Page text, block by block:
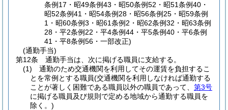
条例17・昭49条例43・昭50条例52・昭51条例40・
昭52条例41・昭54条例28・昭56条例25・昭59条例
1・昭60条例3・昭61条例2・昭62条例32・昭63条例
28・平2条例22・平4条例44・平5条例40・平6条例
41・平8条例56・一部改正)
(通勤手当)
第12条
通勤手当は、次に掲げる職員に支給する。
(1)
通勤のため交通機関を利用してその運賃を負担するこ
とを常例とする職員(交通機関を利用しなければ通勤する
ことが著しく困難である職員以外の職員であって、 第3号
に掲げる職員及び規則で定める地域から通勤する職員を
除く。)